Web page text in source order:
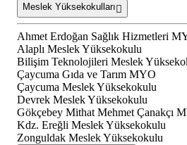
Meslek Yüksekokulları
Ahmet Erdoğan Sağlık Hizmetleri
Alaplı Meslek Yüksekokulu
Bilişim Teknolojileri Meslek
Çaycuma Gıda ve Tarım MYO
Çaycuma Meslek Yüksekokulu
Devrek Meslek Yüksekokulu
Gökçebey Mithat Mehmet Çanakçı
Kdz. Ereğli Meslek Yüksekokulu
Zonguldak Meslek Yüksekokulu